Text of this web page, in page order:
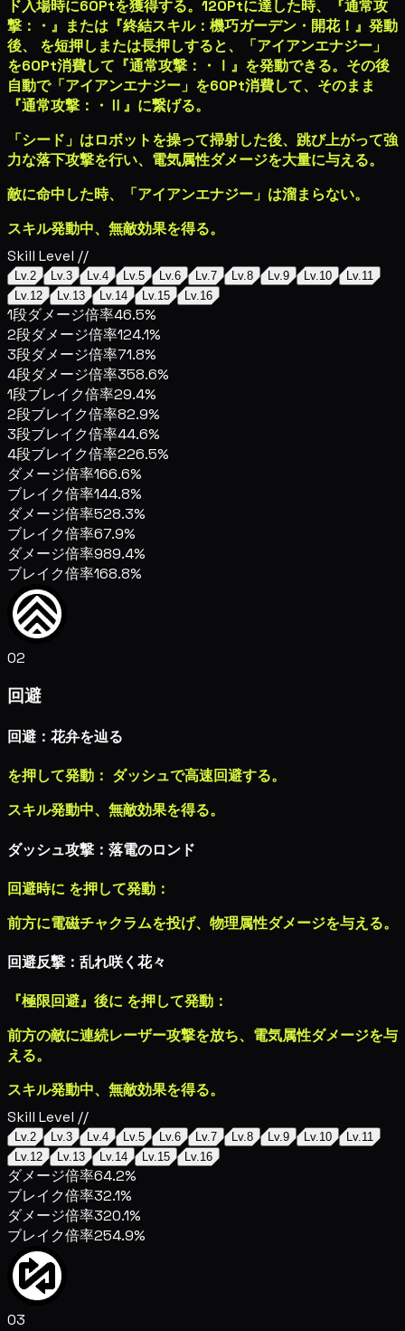
ド入場時に60Ptを獲得する。120Ptに達した時、『通常攻
撃：
・ 』または『終結スキル：機巧ガーデン・開花！』発動
後、 を短押しまたは長押しすると、「アイアンエナジー」
を60Pt消費して『通常攻撃：
・
Ⅰ』を発動できる。その後
自動で「アイアンエナジー」を60Pt消費して、そのまま
『通常攻撃：
・ Ⅱ』に繋げる。
「シード」はロボットを操って掃射した後、跳び上がって強
力な落下攻撃を行い、 電気属性ダメージを大量に与える。
敵に命中した時、「アイアンエナジー」は溜まらない。
スキル発動中、無敵効果を得る。
Skill Level //
Lv.2 Lv.3 Lv.4 Lv.5 Lv.6 Lv.7 Lv.8 Lv.9 Lv.10
Lv.11
Lv.12
Lv.13 Lv.14 Lv.15 Lv.16
1段ダメージ倍率46.5%
2段ダメージ倍率124.1%
3段ダメージ倍率71.8%
4段ダメージ倍率358.6%
1段ブレイク倍率29.4%
2段ブレイク倍率82.9%
3段ブレイク倍率44.6%
4段ブレイク倍率226.5%
ダメージ倍率166.6%
ブレイク倍率144.8%
ダメージ倍率528.3%
ブレイク倍率67.9%
ダメージ倍率989.4%
ブレイク倍率168.8%
02
回避
回避：花弁を辿る
を押して発動： ダッシュで高速回避する。
スキル発動中、無敵効果を得る。
ダッシュ攻撃：落電のロンド
回避時に を押して発動：
前方に電磁チャクラムを投げ、 物理属性ダメージを与える。
回避反撃：乱れ咲く花々
『極限回避』後に を押して発動：
前方の敵に連続レーザー攻撃を放ち、 電気属性ダメージを与
える。
スキル発動中、無敵効果を得る。
Skill Level //
Lv.2 Lv.3 Lv.4 Lv.5 Lv.6 Lv.7 Lv.8 Lv.9 Lv.10
Lv.11
Lv.12
Lv.13 Lv.14 Lv.15 Lv.16
ダメージ倍率64.2%
ブレイク倍率32.1%
ダメージ倍率320.1%
ブレイク倍率254.9%
03